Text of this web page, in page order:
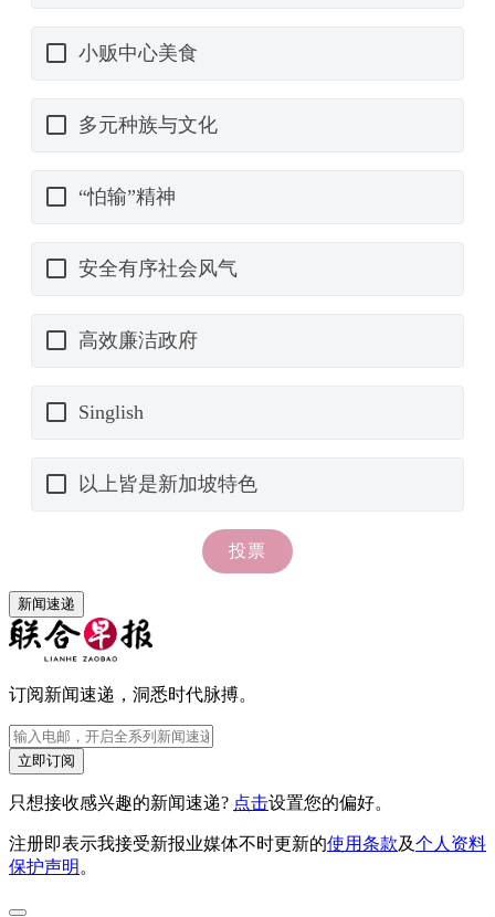
新闻速递
订阅新闻速递，洞悉时代脉搏。
立即订阅
只想接收感兴趣的新闻速递? 点击设置您的偏好。
注册即表示我接受新报业媒体不时更新的使用条款及个人资料
保护声明 。